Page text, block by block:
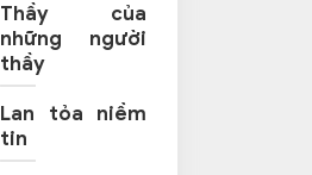
Thầy của
những người
thầy
Lan tỏa niềm
tin